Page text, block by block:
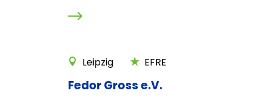
Leipzig EFRE
Fedor Gross e.V.